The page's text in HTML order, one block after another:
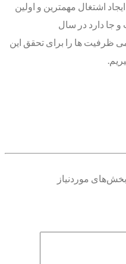
اشتغال مهمترین و اولین
جا دارد در سال
ظرفیت ها را برای تحقق این
بخش‌های موردنیاز